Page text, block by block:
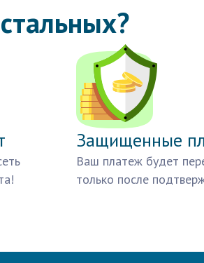
Защищенные
Ваш платеж будет
только после